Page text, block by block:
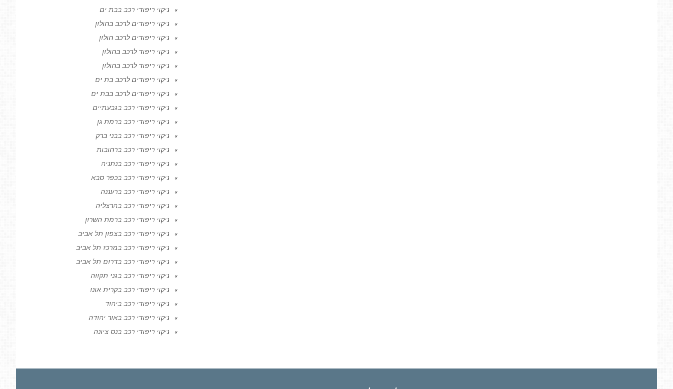
ניקוי ריפודי רכב בבת ים
ניקוי ריפודים לרכב בחולון
ניקוי ריפודים לרכב חולון
ניקוי ריפוד לרכב בחולון
ניקוי ריפוד לרכב בחולון
ניקוי ריפודים לרכב בת ים
ניקוי ריפודים לרכב בבת ים
ניקוי ריפודי רכב בגבעתיים
ניקוי ריפודי רכב ברמת גן
ניקוי ריפודי רכב בבני ברק
ניקוי ריפודי רכב ברחובות
ניקוי ריפודי רכב בנתניה
ניקוי ריפודי רכב בכפר סבא
ניקוי ריפודי רכב ברעננה
ניקוי ריפודי רכב בהרצליה
ניקוי ריפודי רכב ברמת השרון
ניקוי ריפודי רכב בצפון תל אביב
ניקוי ריפודי רכב במרכז תל אביב
ניקוי ריפודי רכב בדרום תל אביב
ניקוי ריפודי רכב בגני תקווה
ניקוי ריפודי רכב בקרית אונו
ניקוי ריפודי רכב ביהוד
ניקוי ריפודי רכב באור יהודה
ניקוי ריפודי רכב בנס ציונה